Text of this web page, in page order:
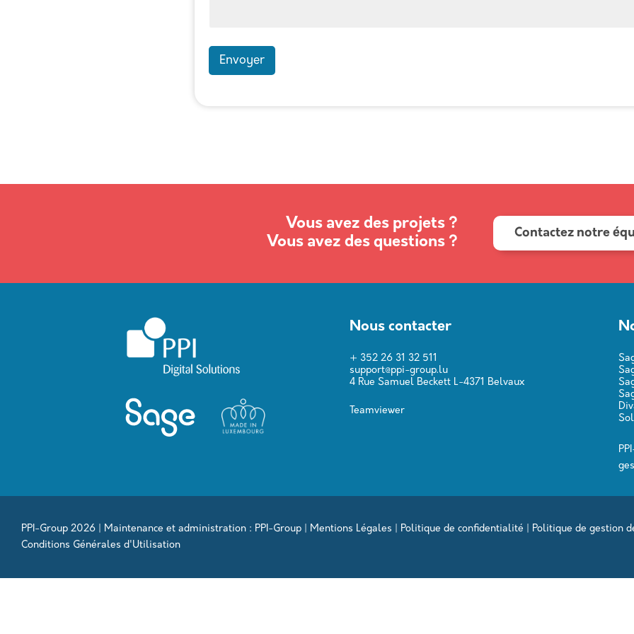
Envoyer
Vous avez des projets ?
Vous avez des questions ?
Contactez notre
Nous contacter
+ 352 26 31 32 511
support@ppi-group.lu
4 Rue Samuel Beckett L-4371 Belvaux
Teamviewer
PPI-Group 2026 | Maintenance et administration : PPI-Group | Mentions Légales Politique de confidentialité
Politique de gestion
Conditions Générales d'Utilisation